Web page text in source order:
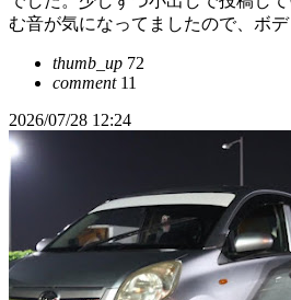
む音が気になってましたので、ボ
thumb_up 72
comment11
2026/07/28 12:24